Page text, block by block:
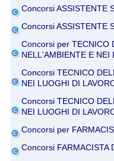
Concorsi ASSISTENTE
Concorsi ASSISTENTE
Concorsi per TECNICO
NELL'AMBIENTE E NEI
Concorsi TECNICO
NEI LUOGHI DI
Concorsi TECNICO
NEI LUOGHI DI
Concorsi per
Concorsi FARMACISTA